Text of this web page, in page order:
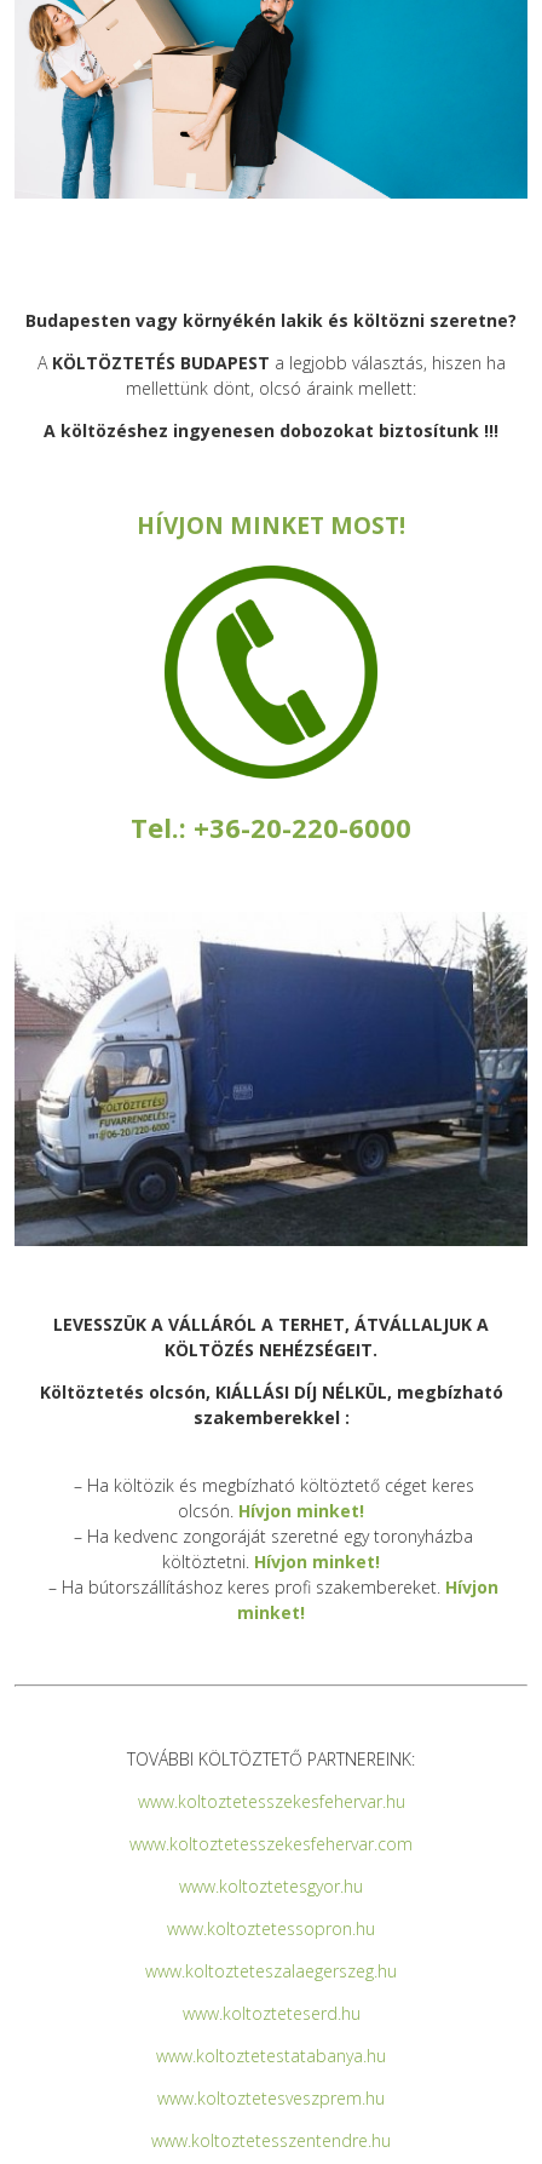
Budapesten vagy környékén lakik és költözni szeretne?
A KÖLTÖZTETÉS BUDAPEST a legjobb választás, hiszen ha
mellettünk dönt, olcsó áraink mellett:
A költözéshez ingyenesen dobozokat biztosítunk !!!
HÍVJON MINKET MOST!
Tel.: +36-20-220-6000
LEVESSZÜK A VÁLLÁRÓL A TERHET, ÁTVÁLLALJUK A
KÖLTÖZÉS NEHÉZSÉGEIT.
Költöztetés olcsón, KIÁLLÁSI DÍJ NÉLKÜL, megbízható
szakemberekkel :
– Ha költözik és megbízható költöztető céget keres
olcsón. Hívjon minket!
– Ha kedvenc zongoráját szeretné egy toronyházba
költöztetni. Hívjon minket!
– Ha bútorszállításhoz keres profi szakembereket. Hívjon
minket!
TOVÁBBI KÖLTÖZTETŐ PARTNEREINK:
www.koltoztetesszekesfehervar.hu
www.koltoztetesszekesfehervar.com
www.koltoztetesgyor.hu
www.koltoztetessopron.hu
www.koltozteteszalaegerszeg.hu
www.koltozteteserd.hu
www.koltoztetestatabanya.hu
www.koltoztetesveszprem.hu
www.koltoztetesszentendre.hu